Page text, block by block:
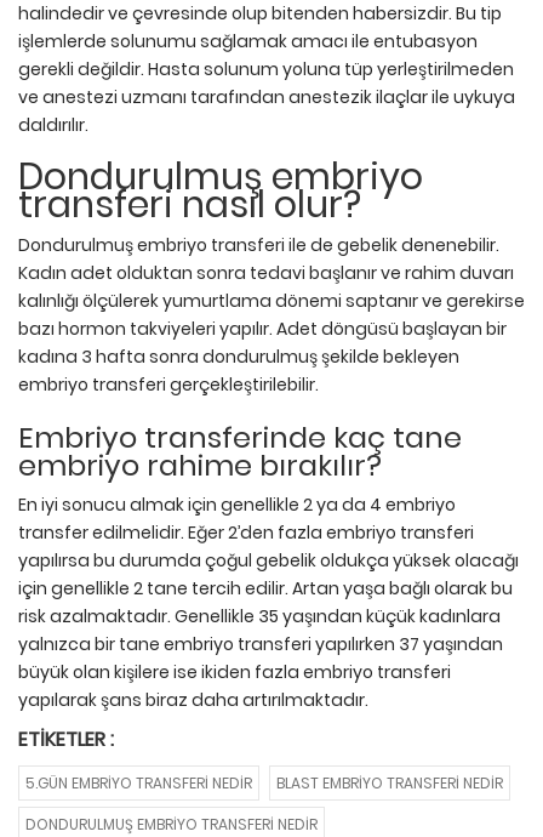
halindedir ve çevresinde olup bitenden habersizdir. Bu tip
işlemlerde solunumu sağlamak amacı ile entubasyon
gerekli değildir. Hasta solunum yoluna tüp yerleştirilmeden
ve anestezi uzmanı tarafından anestezik ilaçlar ile uykuya
daldırılır.
Dondurulmuş embriyo
transferi nasıl olur?
Dondurulmuş embriyo transferi ile de gebelik denenebilir.
Kadın adet olduktan sonra tedavi başlanır ve rahim duvarı
kalınlığı ölçülerek yumurtlama dönemi saptanır ve gerekirse
bazı hormon takviyeleri yapılır. Adet döngüsü başlayan bir
kadına 3 hafta sonra dondurulmuş şekilde bekleyen
embriyo transferi gerçekleştirilebilir.
Embriyo transferinde kaç tane
embriyo rahime bırakılır?
En iyi sonucu almak için genellikle 2 ya da 4 embriyo
transfer edilmelidir. Eğer 2’den fazla embriyo transferi
yapılırsa bu durumda çoğul gebelik oldukça yüksek olacağı
için genellikle 2 tane tercih edilir. Artan yaşa bağlı olarak bu
risk azalmaktadır. Genellikle 35 yaşından küçük kadınlara
yalnızca bir tane embriyo transferi yapılırken 37 yaşından
büyük olan kişilere ise ikiden fazla embriyo transferi
yapılarak şans biraz daha artırılmaktadır.
ETIKETLER :
5.GÜN EMBRIYO TRANSFERI NEDIR
BLAST EMBRIYO TRANSFERI NEDIR
DONDURULMUŞ EMBRIYO TRANSFERI NEDIR